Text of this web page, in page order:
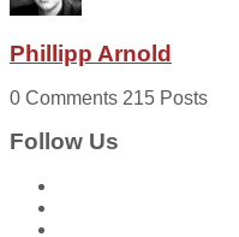
Phillipp Arnold
0 Comments 215 Posts
Follow Us